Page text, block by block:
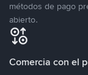
métodos de pago
abierto.
Comercia con el